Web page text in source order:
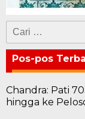
Cari
untuk:
Pos-pos
Chandra: Pati
hingga ke